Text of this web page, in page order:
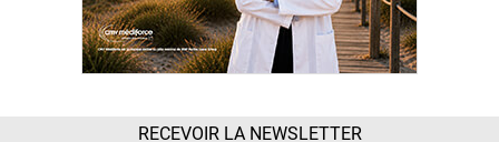
RECEVOIR LA NEWSLETTER